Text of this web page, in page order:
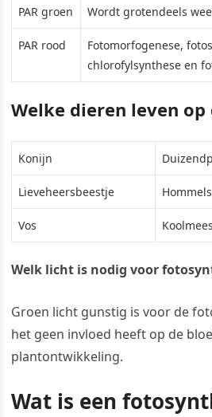
PAR groen Wordt grotendeels
PAR rood
Fotomorfogenese,
chlorofylsynthese en
Welke dieren leven
Konijn
Lieveheersbeestje Hommels
Vos Koolmees
Welk licht is nodig voor
Groen licht gunstig is voor de
het geen invloed heeft op de
plantontwikkeling.
Wat is een